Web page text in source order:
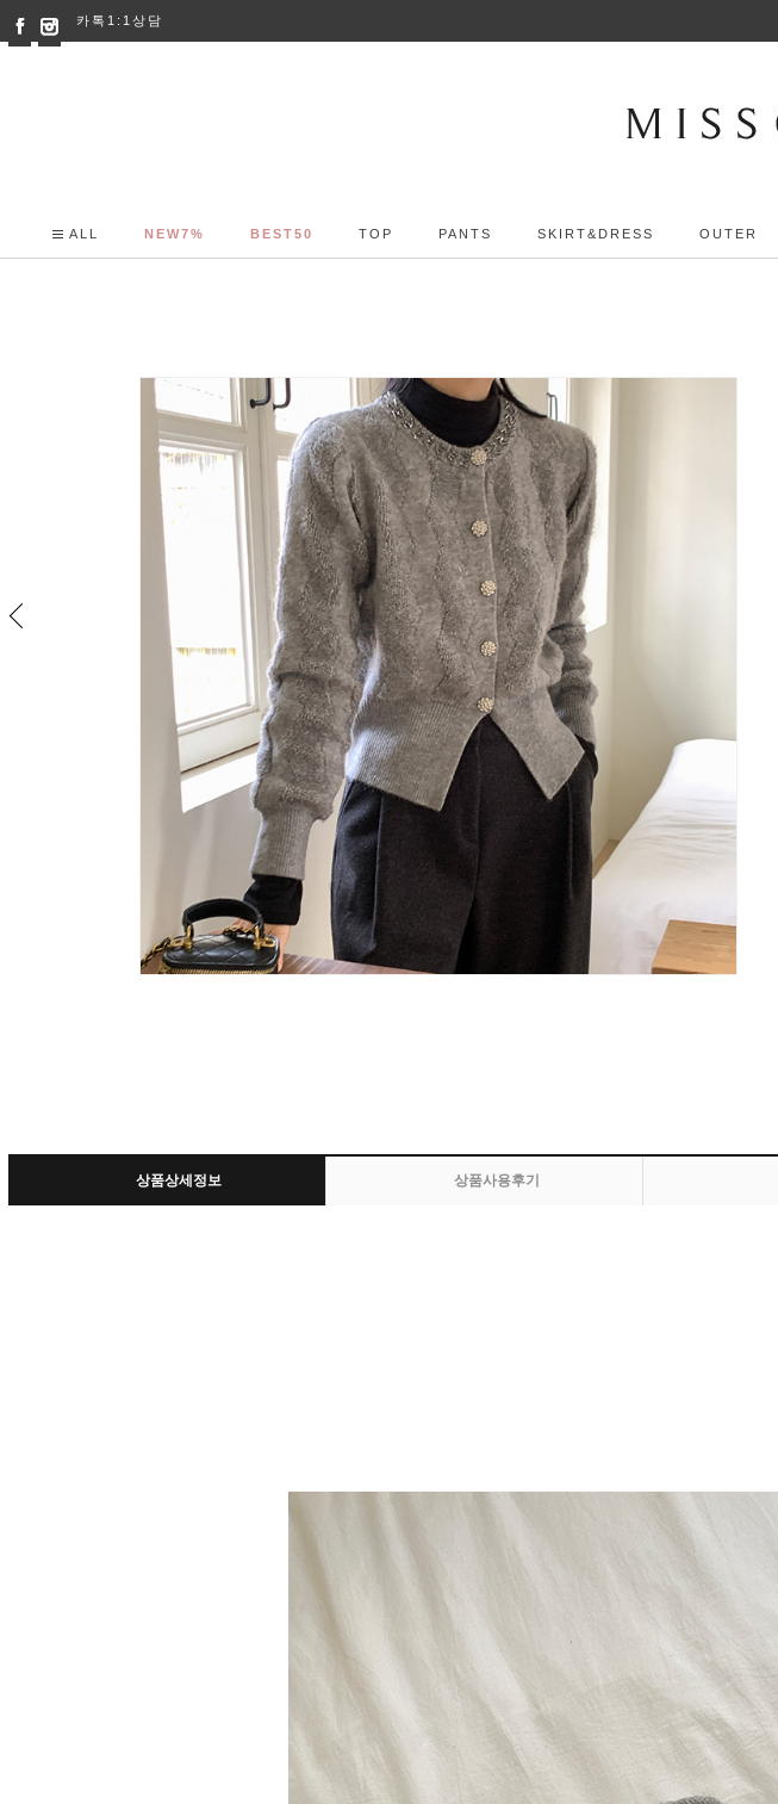
카톡1:1상담
ALL NEW7% BEST50 TOP PANTS SKIRT&DRESS OUTER
상품상세정보 상품사용후기